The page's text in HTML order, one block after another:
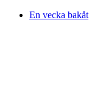
En vecka bakåt